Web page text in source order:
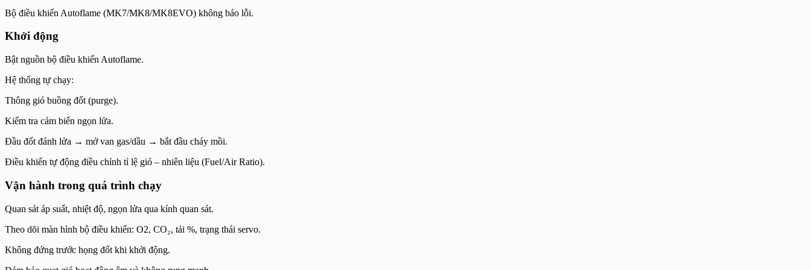
Bộ điều khiển Autoflame (MK7/MK8/MK8EVO) không báo lỗi.
Khởi động
Bật nguồn bộ điều khiển Autoflame.
Hệ thống tự chạy:
Thông gió buồng đốt (purge).
Kiểm tra cảm biến ngọn lửa.
Đầu đốt đánh lửa → mở van gas/dầu → bắt đầu cháy mồi.
Điều khiển tự động điều chỉnh tỉ lệ gió – nhiên liệu (Fuel/Air Ratio).
Vận hành trong quá trình chạy
Quan sát áp suất, nhiệt độ, ngọn lửa qua kính quan sát.
Theo dõi màn hình bộ điều khiển: O2, CO₂, tải %, trạng thái servo.
Không đứng trước họng đốt khi khởi động.